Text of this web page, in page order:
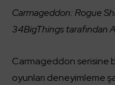
Carmageddon: Rogue
34BigThings tarafından
Carmageddon serisine
oyunları deneyimleme